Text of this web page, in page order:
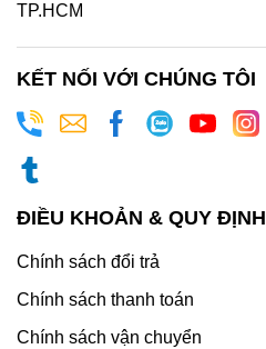
TP.HCM
KẾT NỐI VỚI CHÚNG TÔI
ĐIỀU KHOẢN & QUY ĐỊNH
Chính sách đổi trả
Chính sách thanh toán
Chính sách vận chuyển